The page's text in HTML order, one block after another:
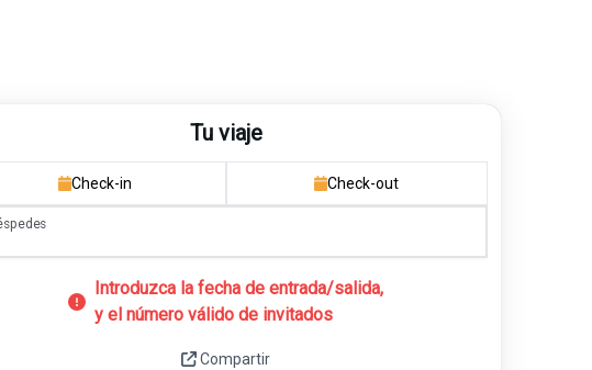
Tu viaje
Check-in Check-out
Introduzca la fecha de entrada/salida,
y el número válido de invitados
Compartir